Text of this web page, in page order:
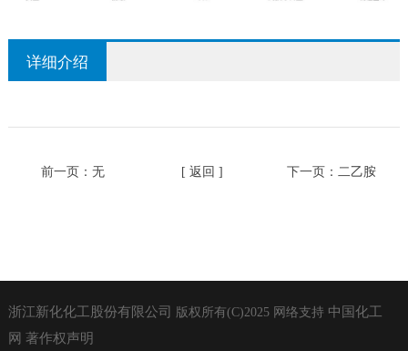
详细介绍
前一页：无 [ 返回 ] 下一页： 二乙胺
浙江新化化工股份有限公司 版权所有(C)2025网络支持 中国化工
网 著作权声明